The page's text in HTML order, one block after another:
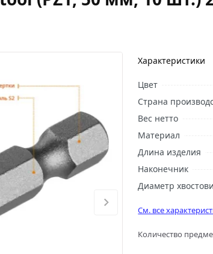
Характеристики
Цвет
Страна
Вес нетто
Материал
Длина изделия
Наконечник
Диаметр
См. все
Количество